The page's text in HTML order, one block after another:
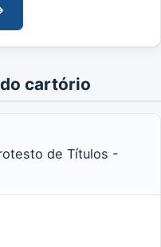
cartório
de Títulos -